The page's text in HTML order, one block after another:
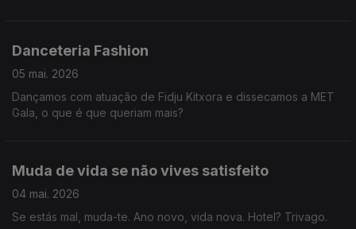
Danceteria Fashion
05 mai. 2026
Dançamos com atuação de Fidju Kitxora e dissecamos a MET
Gala, o que é que queriam mais?
Muda de vida se não vives satisfeito
04 mai. 2026
Se estás mal, muda-te. Ano novo, vida nova. Hotel? Trivago.